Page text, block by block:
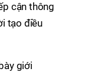
cận thông
tạo điều
giới